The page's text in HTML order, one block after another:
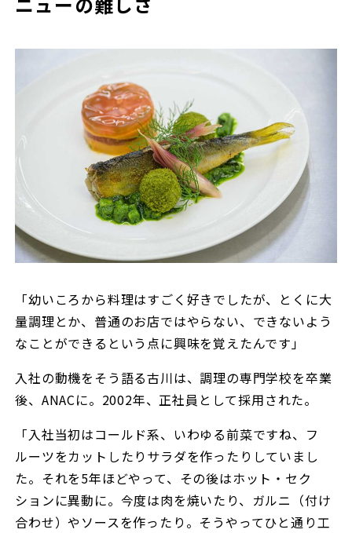
「幼いころから料理はすごく好きでしたが、とくに大
量調理とか、普通のお店ではやらない、できないよう
なことができるという点に興味を覚えたんです」
入社の動機をそう語る古川は、調理の専門学校を卒業
後、ANACに。2002年、正社員として採用された。
「入社当初はコールド系、いわゆる前菜ですね、フ
ルーツをカットしたりサラダを作ったりしていまし
た。それを5年ほどやって、その後はホット・セク
ションに異動に。今度は肉を焼いたり、ガルニ（付け
合わせ）やソースを作ったり。そうやってひと通り工